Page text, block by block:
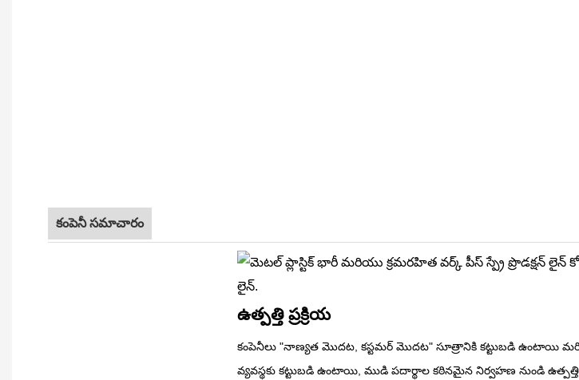
కంపెనీ సమాచారం
ఉత్పత్తి ప్రక్రియ
కంపెనీలు "నాణ్యత మొదట, కస్టమర్ మొదట" సూత్రానికి కట్టుబడి ఉంటాయి
వ్యవస్థకు కట్టుబడి ఉంటాయి, ముడి పదార్థాల కఠినమైన నిర్వహణ నుండి